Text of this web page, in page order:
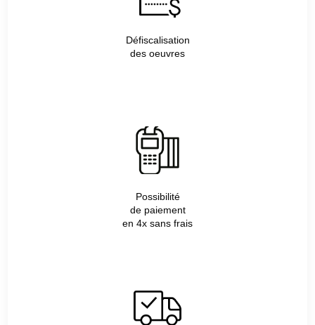
Défiscalisation
des oeuvres
Possibilité
de paiement
en 4x sans frais